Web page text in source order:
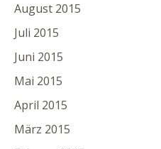
August 2015
Juli 2015
Juni 2015
Mai 2015
April 2015
März 2015